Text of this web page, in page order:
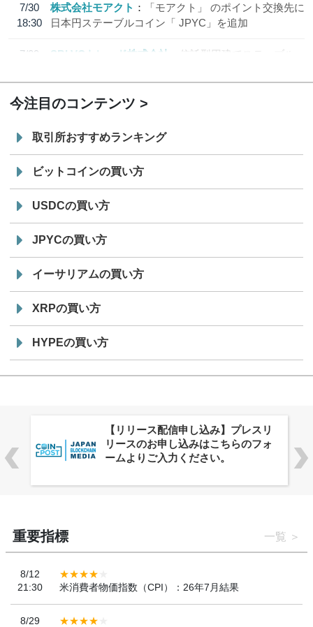
7/30
18:30
株式会社モアクト
「モアクト」 のポイント交換先に
日本円ステーブルコイン「 JPYC」を追加
7/29
SBI VCトレード株式会社
信託型円建てステーブル
今注目のコンテンツ
取引所おすすめランキング
ビットコインの買い方
USDCの買い方
JPYCの買い方
イーサリアムの買い方
XRPの買い方
HYPEの買い方
株式会社PlnX、アジア最大級のグロ
ーバルWeb3カンファレンス
「WebX2026」とのコラボレーショ
重要指標 一覧
8/12
21:30
米消費者物価指数（CPI）：26年7月結果
8/29